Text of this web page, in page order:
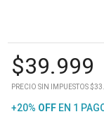
$39.999
PRECIO SIN IMPUESTOS
+20% OFF EN 1